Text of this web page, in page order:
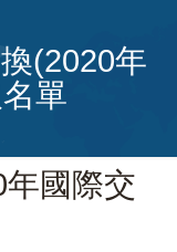
(2020年
單
年國際交